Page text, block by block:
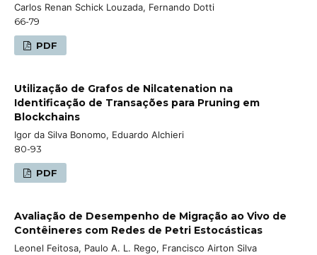
Carlos Renan Schick Louzada, Fernando Dotti
66-79
PDF
Utilização de Grafos de Nilcatenation na
Identificação de Transações para Pruning em
Blockchains
Igor da Silva Bonomo, Eduardo Alchieri
80-93
PDF
Avaliação de Desempenho de Migração ao Vivo de
Contêineres com Redes de Petri Estocásticas
Leonel Feitosa, Paulo A. L. Rego, Francisco Airton Silva